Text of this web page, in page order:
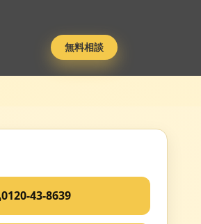
無料相談
0120-43-8639